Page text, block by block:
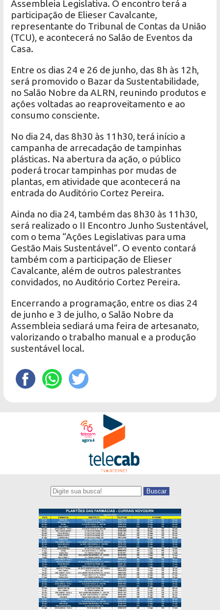
Assembleia Legislativa. O encontro terá a
participação de Elieser Cavalcante,
representante do Tribunal de Contas da União
(TCU), e acontecerá no Salão de Eventos da
Casa.
Entre os dias 24 e 26 de junho, das 8h às 12h,
será promovido o Bazar da Sustentabilidade,
no Salão Nobre da ALRN, reunindo produtos e
ações voltadas ao reaproveitamento e ao
consumo consciente.
No dia 24, das 8h30 às 11h30, terá início a
campanha de arrecadação de tampinhas
plásticas. Na abertura da ação, o público
poderá trocar tampinhas por mudas de
plantas, em atividade que acontecerá na
entrada do Auditório Cortez Pereira.
Ainda no dia 24, também das 8h30 às 11h30,
será realizado o II Encontro Junho Sustentável,
com o tema “Ações Legislativas para uma
Gestão Mais Sustentável”. O evento contará
também com a participação de Elieser
Cavalcante, além de outros palestrantes
convidados, no Auditório Cortez Pereira.
Encerrando a programação, entre os dias 24
de junho e 3 de julho, o Salão Nobre da
Assembleia sediará uma feira de artesanato,
valorizando o trabalho manual e a produção
sustentável local.
Buscar